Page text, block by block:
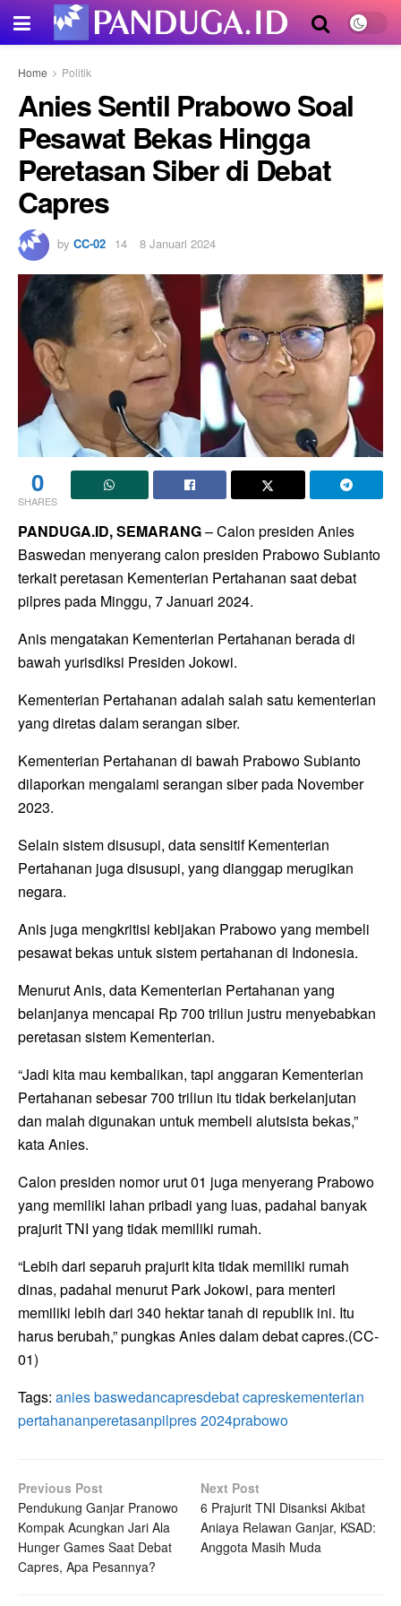
Home Politik
Anies Sentil Prabowo Soal
Pesawat Bekas Hingga
Peretasan Siber di Debat
Capres
by CC-02 8 Januari 2024
0
SHARES
PANDUGA.ID, SEMARANG– Calon presiden Anies
Baswedan menyerang calon presiden Prabowo Subianto
terkait peretasan Kementerian Pertahanan saat debat
pilpres pada Minggu, 7 Januari 2024.
Anis mengatakan Kementerian Pertahanan berada di
bawah yurisdiksi Presiden Jokowi.
Kementerian Pertahanan adalah salah satu kementerian
yang diretas dalam serangan siber.
Kementerian Pertahanan di bawah Prabowo Subianto
dilaporkan mengalami serangan siber pada November
2023.
Selain sistem disusupi, data sensitif Kementerian
Pertahanan juga disusupi, yang dianggap merugikan
negara.
Anis juga mengkritisi kebijakan Prabowo yang membeli
pesawat bekas untuk sistem pertahanan di Indonesia.
Menurut Anis, data Kementerian Pertahanan yang
belanjanya mencapai Rp 700 triliun justru menyebabkan
peretasan sistem Kementerian.
“Jadi kita mau kembalikan, tapi anggaran Kementerian
Pertahanan sebesar 700 triliun itu tidak berkelanjutan
dan malah digunakan untuk membeli alutsista bekas,”
kata Anies.
Calon presiden nomor urut 01 juga menyerang Prabowo
yang memiliki lahan pribadi yang luas, padahal banyak
prajurit TNI yang tidak memiliki rumah.
“Lebih dari separuh prajurit kita tidak memiliki rumah
dinas, padahal menurut Park Jokowi, para menteri
memiliki lebih dari 340 hektar tanah di republik ini. Itu
harus berubah,” pungkas Anies dalam debat capres.(CC-
01)
Tags: anies baswedancapresdebat capreskementerian
pertahananperetasanpilpres 2024prabowo
Previous Post
Pendukung Ganjar Pranowo
Kompak Acungkan Jari Ala
Hunger Games Saat Debat
Capres, Apa Pesannya?
Next Post
6 Prajurit TNI Disanksi Akibat
Aniaya Relawan Ganjar, KSAD:
Anggota Masih Muda